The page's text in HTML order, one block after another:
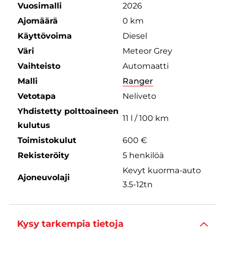
Vuosimalli
2026
Ajomäärä
0 km
Käyttövoima
Diesel
Väri
Meteor Grey
Vaihteisto
Automaatti
Malli
Ranger
Vetotapa
Neliveto
Yhdistetty polttoaineen
kulutus
11 l / 100 km
Toimistokulut
600 €
Rekisteröity
5 henkilöä
Ajoneuvolaji
Kevyt kuorma-auto
3.5-12tn
Kysy tarkempia tietoja